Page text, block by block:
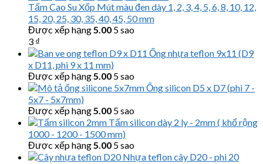
Tấm Cao Su Xốp Mút màu đen dày 1, 2, 3, 4, 5, 6, 8, 10, 12,
15, 20, 25, 30, 35, 40, 45, 50 mm
Được xếp hạng5.00 5 sao
3 ₫
Ống nhựa teflon 9x11 (D9
x D11, phi 9 x 11 mm)
Được xếp hạng5.00 5 sao
Ống silicon D5 x D7 (phi 7 -
5x7 - 5x7mm)
Được xếp hạng5.00 5 sao
Tấm silicon dày 2 ly - 2mm ( khổ rộng
1000 - 1200 - 1500 mm)
Được xếp hạng5.00 5 sao
Nhựa teflon cây D20 - phi 20